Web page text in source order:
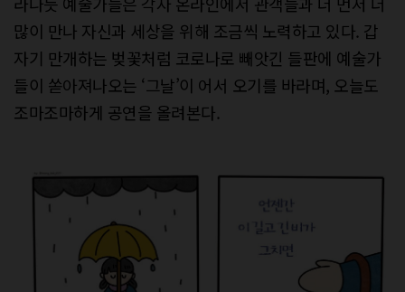
많이 만나 자신과 세상을 위해 조금씩 노력하고 있다. 갑
자기 만개하는 벚꽃처럼 코로나로 빼앗긴 들판에 예술가
들이 쏟아져나오는 ‘그날’이 어서 오기를 바라며, 오늘도
조마조마하게 공연을 올려본다.